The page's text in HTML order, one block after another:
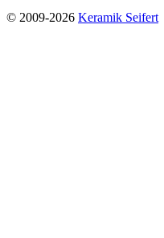
© 2009-2026 Keramik Seifert